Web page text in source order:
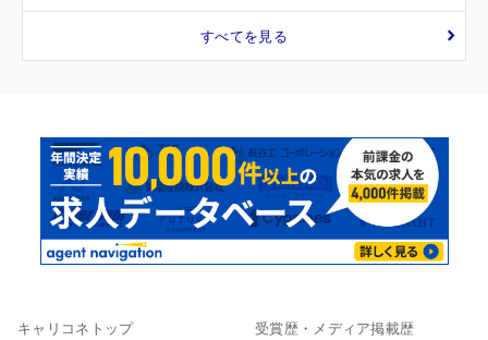
すべてを見る
キャリコネトップ 受賞歴・メディア掲載歴